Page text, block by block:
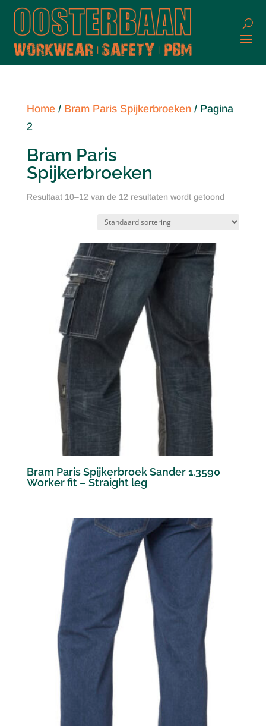
Home/ Bram Paris Spijkerbroeken/ Pagina
2
Bram Paris
Spijkerbroeken
Resultaat 10–12 van de 12 resultaten wordt getoond
Bram Paris Spijkerbroek Sander 1.3590
Worker fit – Straight leg